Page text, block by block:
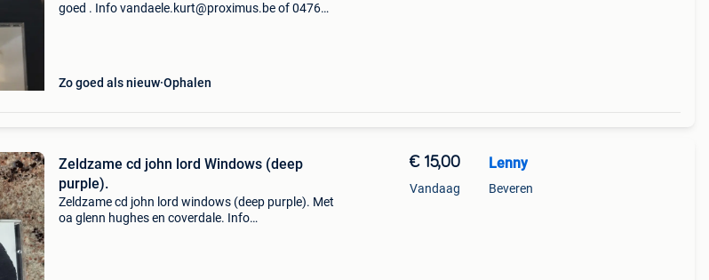
goed . Info vandaele.kurt@proximus.be of 0476
Zo goed als nieuw Ophalen
Zeldzame cd john lord Windows (deep
purple).
Zeldzame cd john lord windows (deep purple). Met
oa glenn hughes en coverdale. Info
€ 15,00
Vandaag
Lenny
Beveren